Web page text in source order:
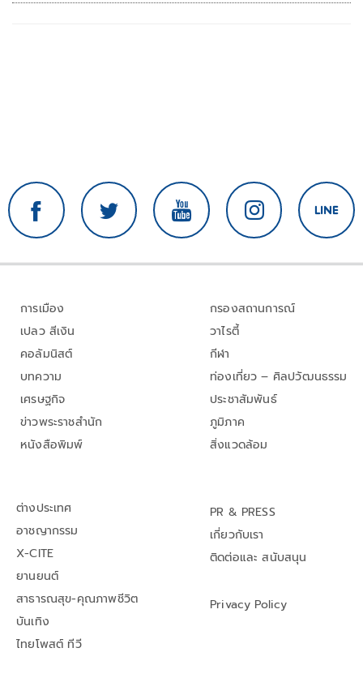
การเมือง
เปลว สีเงิน
คอลัมนิสต์
บทความ
เศรษฐกิจ
ข่าวพระราชสำนัก
หนังสือพิมพ์
กรองสถานการณ์
วาไรตี้
กีฬา
ท่องเที่ยว – ศิลปวัฒนธรรม
ประชาสัมพันธ์
ภูมิภาค
สิ่งแวดล้อม
ต่างประเทศ
อาชญากรรม
X-CITE
ยานยนต์
สาธารณสุข-คุณภาพชีวิต
บันเทิง
ไทยโพสต์ ทีวี
PR & PRESS
เกี่ยวกับเรา
ติดต่อและ สนับสนุน
Privacy Policy